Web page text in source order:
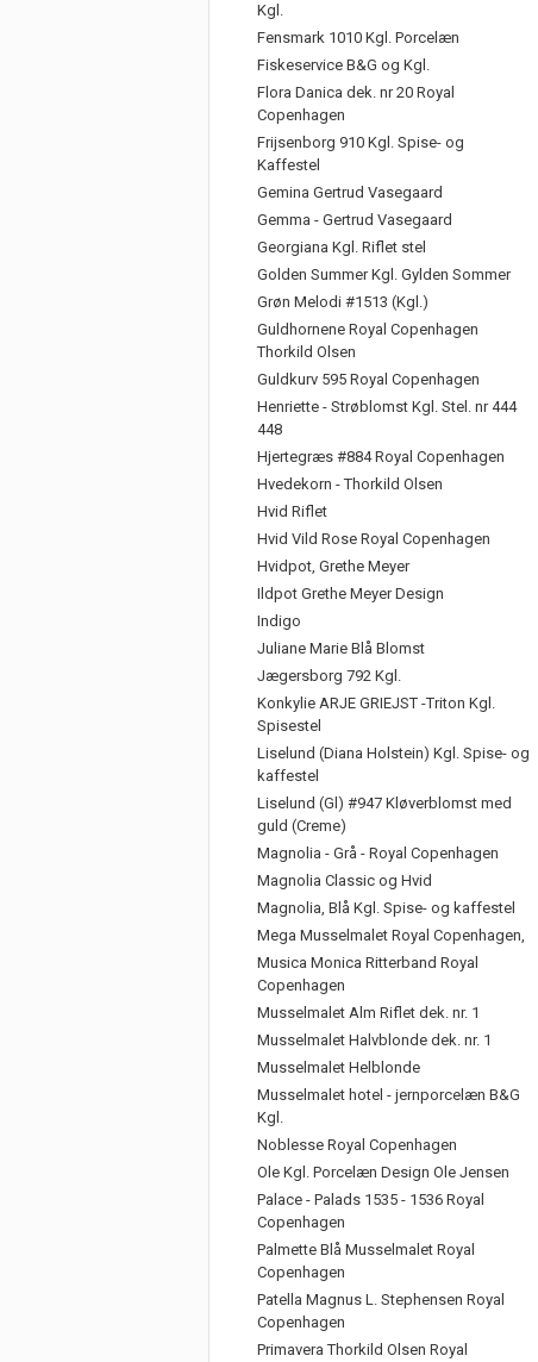
Kgl.
Fensmark 1010 Kgl. Porcelæn
Fiskeservice B&G og Kgl.
Flora Danica dek. nr 20 Royal
Copenhagen
Frijsenborg 910 Kgl. Spise- og
Kaffestel
Gemina Gertrud Vasegaard
Gemma - Gertrud Vasegaard
Georgiana Kgl. Riflet stel
Golden Summer Kgl. Gylden Sommer
Grøn Melodi #1513 (Kgl.)
Guldhornene Royal Copenhagen
Thorkild Olsen
Guldkurv 595 Royal Copenhagen
Henriette - Strøblomst Kgl. Stel. nr 444
448
Hjertegræs #884 Royal Copenhagen
Hvedekorn - Thorkild Olsen
Hvid Riflet
Hvid Vild Rose Royal Copenhagen
Hvidpot, Grethe Meyer
Ildpot Grethe Meyer Design
Indigo
Juliane Marie Blå Blomst
Jægersborg 792 Kgl.
Konkylie ARJE GRIEJST -Triton Kgl.
Spisestel
Liselund (Diana Holstein) Kgl. Spise- og
kaffestel
Liselund (Gl) #947 Kløverblomst med
guld (Creme)
Magnolia - Grå - Royal Copenhagen
Magnolia Classic og Hvid
Magnolia, Blå Kgl. Spise- og kaffestel
Mega Musselmalet Royal Copenhagen,
Musica Monica Ritterband Royal
Copenhagen
Musselmalet Alm Riflet dek. nr. 1
Musselmalet Halvblonde dek. nr. 1
Musselmalet Helblonde
Musselmalet hotel - jernporcelæn B&G
Kgl.
Noblesse Royal Copenhagen
Ole Kgl. Porcelæn Design Ole Jensen
Palace - Palads 1535 - 1536 Royal
Copenhagen
Palmette Blå Musselmalet Royal
Copenhagen
Patella Magnus L. Stephensen Royal
Copenhagen
Primavera Thorkild Olsen Royal